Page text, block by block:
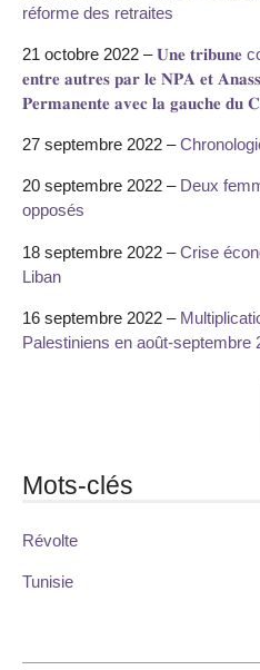
réforme des retraites
21 octobre 2022 –𝐔𝐧𝐞 𝐭𝐫𝐢𝐛𝐮𝐧𝐞
𝐞𝐧𝐭𝐫𝐞 𝐚𝐮𝐭𝐫𝐞𝐬 𝐩𝐚𝐫 𝐥𝐞 𝐍𝐏𝐀 𝐞𝐭
𝐏𝐞𝐫𝐦𝐚𝐧𝐞𝐧𝐭𝐞 𝐚𝐯𝐞𝐜 𝐥𝐚 𝐠𝐚𝐮𝐜𝐡𝐞 𝐝𝐮
27 septembre 2022 –
20 septembre 2022 – Deux
opposés
18 septembre 2022 –Crise
Liban
16 septembre 2022 –
Palestiniens en août-septembre
Mots-clés
Révolte
Tunisie